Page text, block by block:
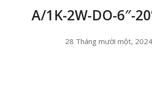
A/1K-2W-DO-6″-
28 Tháng mười một, 2024